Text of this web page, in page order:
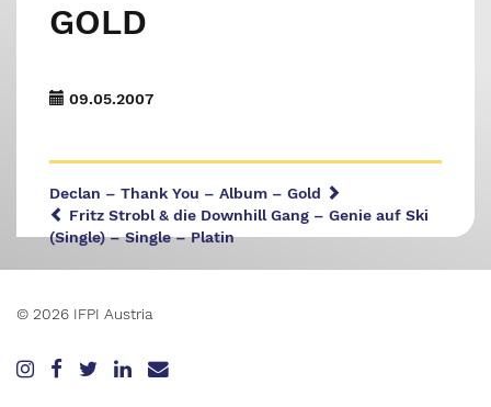
GOLD
09.05.2007
Declan – Thank You – Album – Gold
Fritz Strobl & die Downhill Gang – Genie auf Ski
(Single) – Single – Platin
© 2026 IFPI Austria